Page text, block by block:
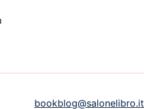
bookblog@salonelibro.it